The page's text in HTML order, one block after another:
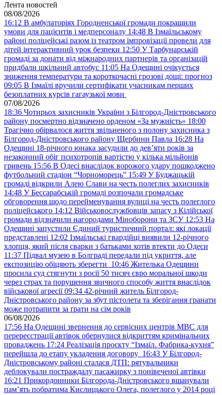
Лента новостей
08/08/2026
16:12 В амбулаторіях Городненської громади покращили
умови для пацієнтів і медперсоналу 14:48 В Ізмаїльському
районі поліцейські разом із театром імпровізації провели для
дітей інтерактивний урок безпеки 12:50 У Тарбунарській
громаді за донати від міжнародних партнерів та організацій
придбали шкільний автобус 11:05 На Одещині очікується
зниження температури та короткочасні грозові дощі: прогноз
09:05 В Ізмаїлі вручили сертифікати учасникам перших
безоплатних курсів гагаузької мови
07/08/2026
18:36 Чотирьох захисників України з Білгород-Дністровського
району посмертно відзначено орденом «За мужність» 18:00
Трагічно обірвалося життя звільненого з полону захисника з
Білгород-Дністровського району Щербини Павла 16:28 На
Одещині 18-річного юнака засудили до дев’яти років за
незаконний обіг психотропів вартістю у кілька мільйонів
гривень 15:56 В Одесі внаслідок ворожого удару пошкоджено
футбольний стадіон “Чорноморець” 15:49 У Буджацькій
громаді відкрили Алею Слави на честь полеглих захисників
14:48 У Бессарабській громаді розпочали громадське
обговорення щодо перейменування вулиці на честь полеглого
поліцейського 14:12 Військовослужбовців запасу з Кілійської
громади відзначили нагородами Міноборони та ЗСУ 12:53 На
Одещині запустили Єдиний туристичний портал: які локації
представлені 12:02 Ізмаїльські гвардійці виявили 12-річного
хлопця, який після сварки з батьками хотів втекти до Одеси
11:37 Підвал музею в Болграді передали під укриття, але
експозицію обіцяють зберегти 10:46 Жителька Одещини
просила суд стягнути з росії 50 тисяч євро моральної шкоди
через страх та порушення звичного способу життя внаслідок
військової агресії 09:34 42-річний житель Білгород-
Дністровського району за збут пістолета та зберігання гранати
може потрапити за ґрати на сім років
06/08/2026
17:56 На Одещині звернення до сервісних центрів МВС для
перереєстрації автівок обернулися відкриттям кримінальних
проваджень 17:24 Реалізація проєкту “Ізмаїл. Фабрика-кухня”
перейшла до етапу укладення договору 16:43 У Білгород-
Дністровському районі сталася ДТП: рятувальники
деблокували постраждалу пасажирку з понівеченої автівки
16:21 Прикордонники Білгорода-Дністровського вшанували
пам’ять побратима Кислицького Олега, полеглого у 2014 році